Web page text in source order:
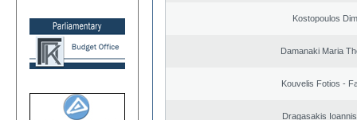
Kostopoulos
Damanaki Maria
Kouvelis Fotios -
Dragasakis